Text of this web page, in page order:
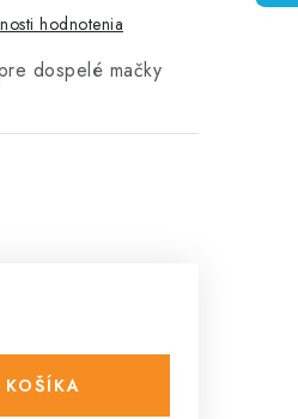
hodnotenia
dospelé mačky